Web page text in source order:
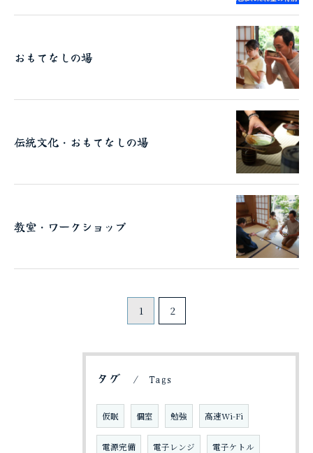
おもてなしの場
伝統文化・おもてなしの場
教室・ワークショップ
1 2
タグ Tags
仮眠 個室 勉強 高速Wi-Fi
電源完備 電子レンジ 電子ケトル
ご予約はこちら